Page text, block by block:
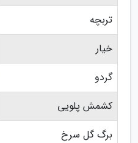
تربچه
خیار
گردو
کشمش پلویی
برگ گل سرخ